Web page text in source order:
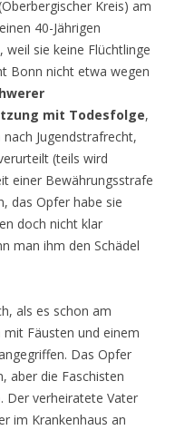
Kreis) am
40-Jährigen
sie keine Flüchtlinge
Bonn nicht etwa wegen
mit Todesfolge,
Jugendstrafrecht,
(teils wird
einer Bewährungsstrafe
das Opfer habe sie
doch nicht klar
man ihm den Schädel
als es schon am
Fäusten und einem
Das Opfer
aber die Faschisten
Der verheiratete Vater
im Krankenhaus an